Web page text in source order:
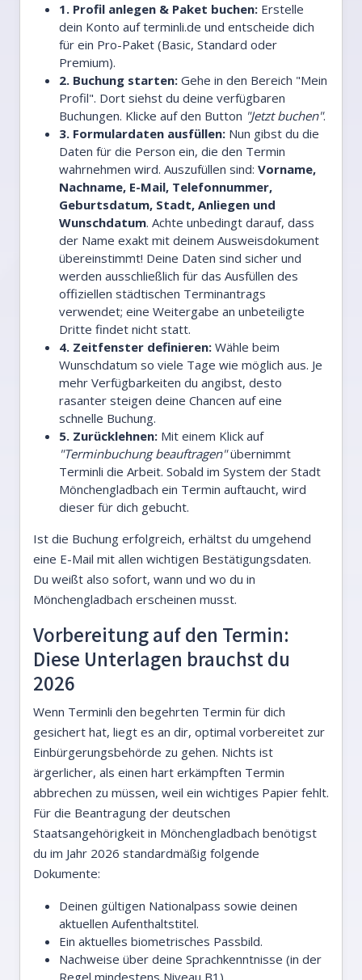
1. Profil anlegen & Paket buchen: Erstelle
dein Konto auf terminli.de und entscheide dich
für ein Pro-Paket (Basic, Standard oder
Premium).
2. Buchung starten: Gehe in den Bereich "Mein
Profil". Dort siehst du deine verfügbaren
Buchungen. Klicke auf den Button "Jetzt buchen".
3. Formulardaten ausfüllen: Nun gibst du die
Daten für die Person ein, die den Termin
wahrnehmen wird. Auszufüllen sind: Vorname,
Nachname, E-Mail, Telefonnummer,
Geburtsdatum, Stadt, Anliegen und
Wunschdatum. Achte unbedingt darauf, dass
der Name exakt mit deinem Ausweisdokument
übereinstimmt! Deine Daten sind sicher und
werden ausschließlich für das Ausfüllen des
offiziellen städtischen Terminantrags
verwendet; eine Weitergabe an unbeteiligte
Dritte findet nicht statt.
4. Zeitfenster definieren: Wähle beim
Wunschdatum so viele Tage wie möglich aus. Je
mehr Verfügbarkeiten du angibst, desto
rasanter steigen deine Chancen auf eine
schnelle Buchung.
5. Zurücklehnen: Mit einem Klick auf
"Terminbuchung beauftragen"übernimmt
Terminli die Arbeit. Sobald im System der Stadt
Mönchengladbach ein Termin auftaucht, wird
dieser für dich gebucht.
Ist die Buchung erfolgreich, erhältst du umgehend
eine E-Mail mit allen wichtigen Bestätigungsdaten.
Du weißt also sofort, wann und wo du in
Mönchengladbach erscheinen musst.
Vorbereitung auf den Termin:
Diese Unterlagen brauchst du
2026
Wenn Terminli den begehrten Termin für dich
gesichert hat, liegt es an dir, optimal vorbereitet zur
Einbürgerungsbehörde zu gehen. Nichts ist
ärgerlicher, als einen hart erkämpften Termin
abbrechen zu müssen, weil ein wichtiges Papier fehlt.
Für die Beantragung der deutschen
Staatsangehörigkeit in Mönchengladbach benötigst
du im Jahr 2026 standardmäßig folgende
Dokumente:
Deinen gültigen Nationalpass sowie deinen
aktuellen Aufenthaltstitel.
Ein aktuelles biometrisches Passbild.
Nachweise über deine Sprachkenntnisse (in der